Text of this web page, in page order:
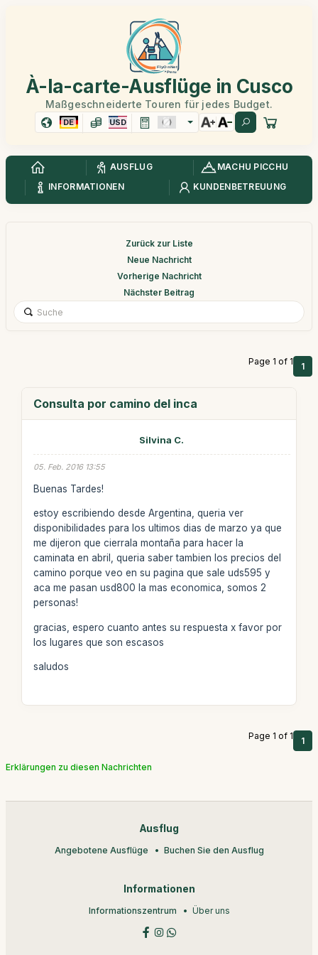
À-la-carte-Ausflüge in Cusco
Maßgeschneiderte Touren für jedes Budget.
DE USD
AUSFLUG
MACHU PICCHU
INFORMATIONEN
KUNDENBETREUUNG
Zurück zur Liste
Neue Nachricht
Vorherige Nachricht
Nächster Beitrag
Page 1 of 1 1
Consulta por camino del inca
Silvina C.
05. Feb. 2016 13:55
Buenas Tardes!
estoy escribiendo desde Argentina, queria ver
disponibilidades para los ultimos dias de marzo ya que
me dijeron que cierrala montaña para hacer la
caminata en abril, queria saber tambien los precios del
camino porque veo en su pagina que sale uds595 y
aca me pasan usd800 la mas economica, somos 2
personas!
gracias, espero cuanto antes su respuesta x favor por
los lugares que son escasos
saludos
Page 1 of 1 1
Erklärungen zu diesen Nachrichten
Ausflug
Angebotene Ausflüge Buchen Sie den Ausflug
Informationen
Informationszentrum Über uns